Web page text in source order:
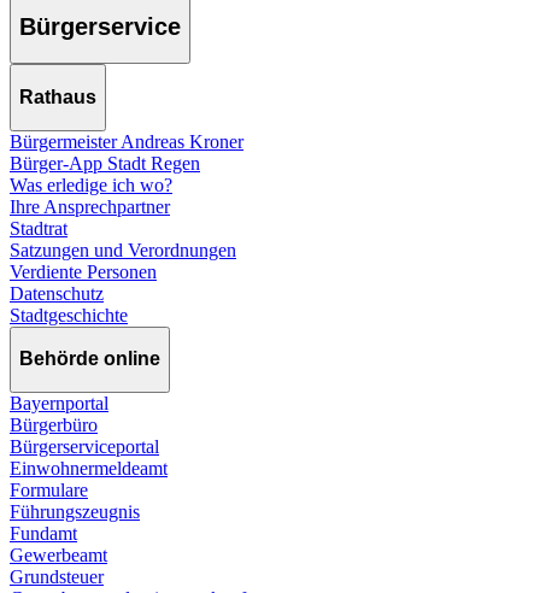
Bürgerservice
Rathaus
Bürgermeister Andreas Kroner
Bürger-App Stadt Regen
Was erledige ich wo?
Ihre Ansprechpartner
Stadtrat
Satzungen und Verordnungen
Verdiente Personen
Datenschutz
Stadtgeschichte
Behörde online
Bayernportal
Bürgerbüro
Bürgerserviceportal
Einwohnermeldeamt
Formulare
Führungszeugnis
Fundamt
Gewerbeamt
Grundsteuer